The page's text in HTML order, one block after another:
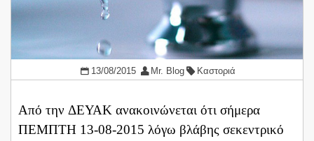
13/08/2015 Mr. Blog Καστοριά
Από την ΔΕΥΑΚ ανακοινώνεται ότι σήμερα
ΠΕΜΠΤΗ 13-08-2015 λόγω βλάβης σεκεντρικό